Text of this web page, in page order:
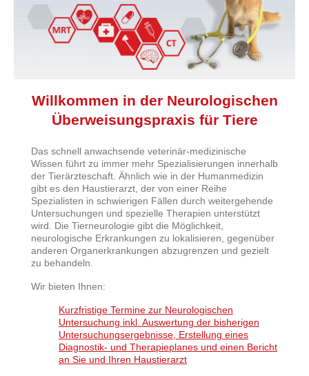
Willkommen in der Neurologischen
Überweisungspraxis für Tiere
Das schnell anwachsende veterinär-medizinische
Wissen führt zu immer mehr Spezialisierungen innerhalb
der Tierärzteschaft. Ähnlich wie in der Humanmedizin
gibt es den Haustierarzt, der von einer Reihe
Spezialisten in schwierigen Fällen durch weitergehende
Untersuchungen und spezielle Therapien unterstützt
wird. Die Tierneurologie gibt die Möglichkeit,
neurologische Erkrankungen zu lokalisieren, gegenüber
anderen Organerkrankungen abzugrenzen und gezielt
zu behandeln.
Wir bieten Ihnen:
Kurzfristige Termine zur Neurologischen
Untersuchung inkl. Auswertung der bisherigen
Untersuchungsergebnisse, Erstellung eines
Diagnostik- und Therapieplanes und einen Bericht
an Sie und Ihren Haustierarzt